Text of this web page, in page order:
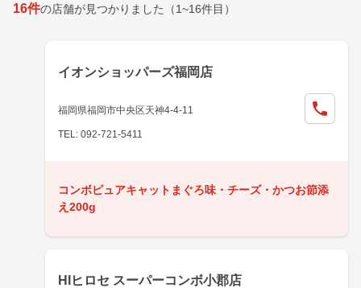
16件の店舗が見つかりました （1~16件目）
イオンショッパーズ福岡店
福岡県福岡市中央区天神4-4-11
TEL: 092-721-5411
コンボピュアキャットまぐろ味・チーズ・かつお節添
え200g
HIヒロセ スーパーコンボ小郡店